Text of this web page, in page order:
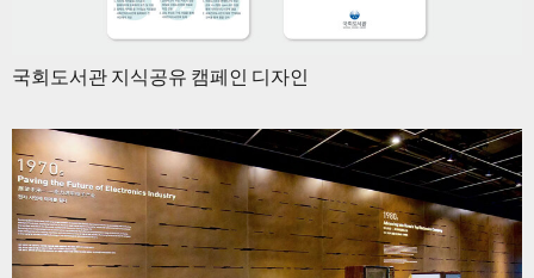
국회도서관 지식공유 캠페인 디자인